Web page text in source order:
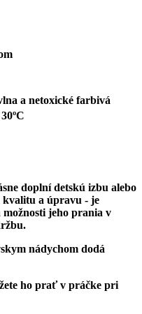
a netoxické farbivá
doplní detskú izbu alebo
a úpravu - je
jeho prania v
nádychom dodá
ho prať v práčke pri